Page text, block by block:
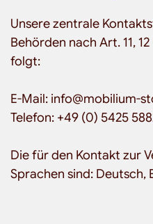
Unsere zentrale
Behörden nach Art. 11,
folgt:
E-Mail: info@mobilium-
Telefon: +49 (0) 5425
Die für den Kontakt zur
Sprachen sind: Deutsch,